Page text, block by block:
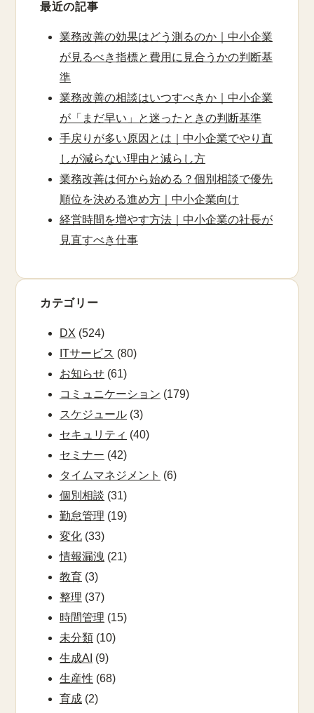
最近の記事
業務改善の効果はどう測るのか｜中小企業
が見るべき指標と費用に見合うかの判断基
準
業務改善の相談はいつすべきか｜中小企業
が「まだ早い」と迷ったときの判断基準
手戻りが多い原因とは｜中小企業でやり直
しが減らない理由と減らし方
業務改善は何から始める？個別相談で優先
順位を決める進め方｜中小企業向け
経営時間を増やす方法｜中小企業の社長が
見直すべき仕事
カテゴリー
DX (524)
ITサービス (80)
お知らせ (61)
コミュニケーション (179)
スケジュール (3)
セキュリティ (40)
セミナー (42)
タイムマネジメント (6)
個別相談 (31)
勤怠管理 (19)
変化 (33)
情報漏洩 (21)
教育 (3)
整理 (37)
時間管理 (15)
未分類 (10)
生成AI (9)
生産性 (68)
育成 (2)